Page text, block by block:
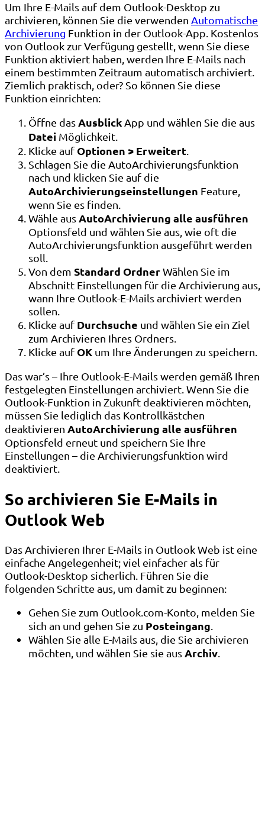
Um Ihre E-Mails auf dem Outlook-Desktop zu
archivieren, können Sie die verwenden Automatische
Archivierung Funktion in der Outlook-App. Kostenlos
von Outlook zur Verfügung gestellt, wenn Sie diese
Funktion aktiviert haben, werden Ihre E-Mails nach
einem bestimmten Zeitraum automatisch archiviert.
Ziemlich praktisch, oder? So können Sie diese
Funktion einrichten:
Öffne dasAusblickApp und wählen Sie die aus
Datei Möglichkeit.
Klicke auf Optionen > Erweitert.
Schlagen Sie die AutoArchivierungsfunktion
nach und klicken Sie auf die
AutoArchivierungseinstellungen Feature,
wenn Sie es finden.
Wähle ausAutoArchivierung alle ausführen
Optionsfeld und wählen Sie aus, wie oft die
AutoArchivierungsfunktion ausgeführt werden
soll.
Von dem Standard OrdnerWählen Sie im
Abschnitt Einstellungen für die Archivierung aus,
wann Ihre Outlook-E-Mails archiviert werden
sollen.
Klicke auf Durchsuche und wählen Sie ein Ziel
zum Archivieren Ihres Ordners.
Klicke auf OK um Ihre Änderungen zu speichern.
Das war’s – Ihre Outlook-E-Mails werden gemäß Ihren
festgelegten Einstellungen archiviert. Wenn Sie die
Outlook-Funktion in Zukunft deaktivieren möchten,
müssen Sie lediglich das Kontrollkästchen
deaktivieren AutoArchivierung alle ausführen
Optionsfeld erneut und speichern Sie Ihre
Einstellungen – die Archivierungsfunktion wird
deaktiviert.
So archivieren Sie E-Mails in
Outlook Web
Das Archivieren Ihrer E-Mails in Outlook Web ist eine
einfache Angelegenheit; viel einfacher als für
Outlook-Desktop sicherlich. Führen Sie die
folgenden Schritte aus, um damit zu beginnen:
Gehen Sie zum Outlook.com-Konto, melden Sie
sich an und gehen Sie zu Posteingang
Wählen Sie alle E-Mails aus, die Sie archivieren
möchten, und wählen Sie sie ausArchiv